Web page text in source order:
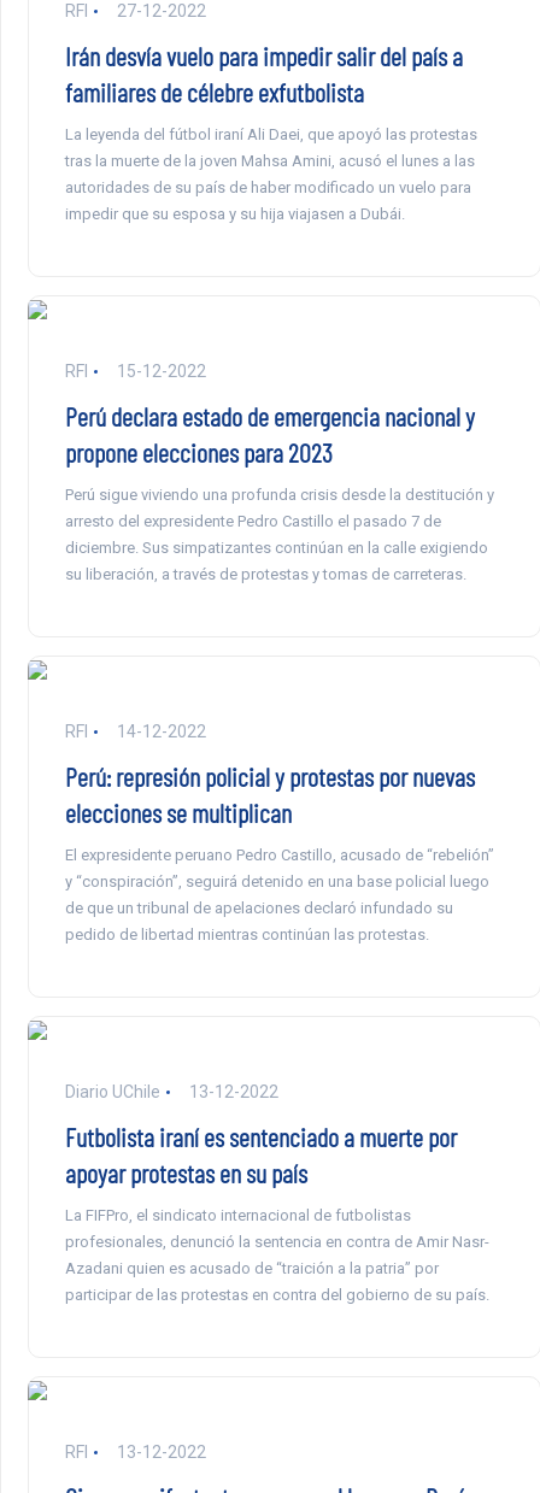
RFI 27-12-2022
Irán desvía vuelo para impedir salir del país a
familiares de célebre exfutbolista
La leyenda del fútbol iraní Ali Daei, que apoyó las protestas
tras la muerte de la joven Mahsa Amini, acusó el lunes a las
autoridades de su país de haber modificado un vuelo para
impedir que su esposa y su hija viajasen a Dubái.
RFI 15-12-2022
Perú declara estado de emergencia nacional y
propone elecciones para 2023
Perú sigue viviendo una profunda crisis desde la destitución y
arresto del expresidente Pedro Castillo el pasado 7 de
diciembre. Sus simpatizantes continúan en la calle exigiendo
su liberación, a través de protestas y tomas de carreteras.
RFI 14-12-2022
Perú: represión policial y protestas por nuevas
elecciones se multiplican
El expresidente peruano Pedro Castillo, acusado de “rebelión”
y “conspiración”, seguirá detenido en una base policial luego
de que un tribunal de apelaciones declaró infundado su
pedido de libertad mientras continúan las protestas.
Diario UChile 13-12-2022
Futbolista iraní es sentenciado a muerte por
apoyar protestas en su país
La FIFPro, el sindicato internacional de futbolistas
profesionales, denunció la sentencia en contra de Amir Nasr-
Azadani quien es acusado de “traición a la patria” por
participar de las protestas en contra del gobierno de su país.
RFI 13-12-2022